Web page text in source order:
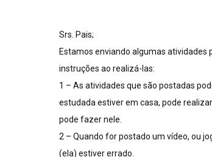
Srs. Pais;
Estamos enviando algumas atividades
instruções ao realizá-las:
1 – As atividades que são postadas
estudada estiver em casa, pode
pode fazer nele.
2 – Quando for postado um vídeo, ou
(ela) estiver errado.